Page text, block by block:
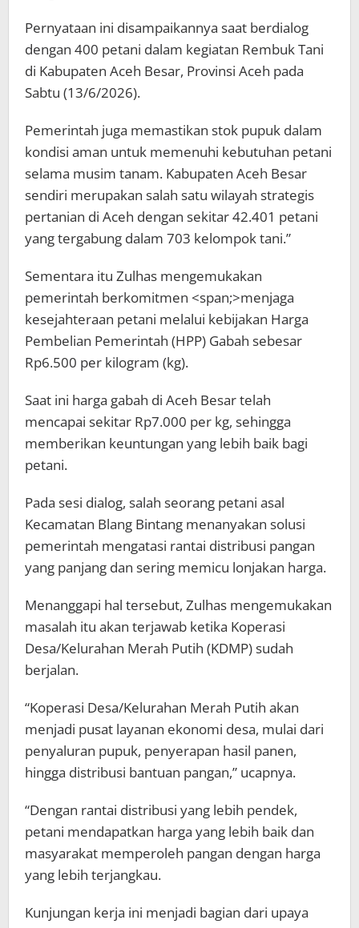
Pernyataan ini disampaikannya saat berdialog
dengan 400 petani dalam kegiatan Rembuk Tani
di Kabupaten Aceh Besar, Provinsi Aceh pada
Sabtu (13/6/2026).
Pemerintah juga memastikan stok pupuk dalam
kondisi aman untuk memenuhi kebutuhan petani
selama musim tanam. Kabupaten Aceh Besar
sendiri merupakan salah satu wilayah strategis
pertanian di Aceh dengan sekitar 42.401 petani
yang tergabung dalam 703 kelompok tani.”
Sementara itu Zulhas mengemukakan
pemerintah berkomitmen <span;>menjaga
kesejahteraan petani melalui kebijakan Harga
Pembelian Pemerintah (HPP) Gabah sebesar
Rp6.500 per kilogram (kg).
Saat ini harga gabah di Aceh Besar telah
mencapai sekitar Rp7.000 per kg, sehingga
memberikan keuntungan yang lebih baik bagi
petani.
Pada sesi dialog, salah seorang petani asal
Kecamatan Blang Bintang menanyakan solusi
pemerintah mengatasi rantai distribusi pangan
yang panjang dan sering memicu lonjakan harga.
Menanggapi hal tersebut, Zulhas mengemukakan
masalah itu akan terjawab ketika Koperasi
Desa/Kelurahan Merah Putih (KDMP) sudah
berjalan.
“Koperasi Desa/Kelurahan Merah Putih akan
menjadi pusat layanan ekonomi desa, mulai dari
penyaluran pupuk, penyerapan hasil panen,
hingga distribusi bantuan pangan,” ucapnya.
“Dengan rantai distribusi yang lebih pendek,
petani mendapatkan harga yang lebih baik dan
masyarakat memperoleh pangan dengan harga
yang lebih terjangkau.
Kunjungan kerja ini menjadi bagian dari upaya